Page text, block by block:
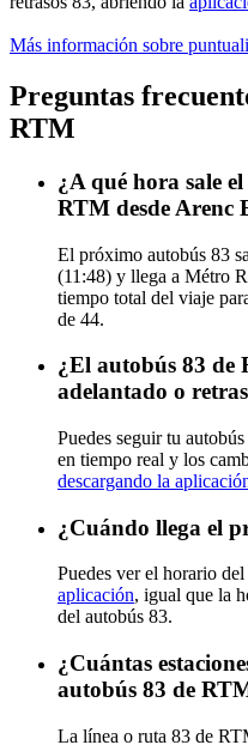
Más información sobre
Preguntas
RTM
¿A qué hora sale
RTM desde Arenc
El próximo autobús 83
(11:48) y llega a Métro
tiempo total del viaje
de 44.
¿El autobús 83
adelantado o
Puedes seguir tu
en tiempo real y los
descargando la
¿Cuándo llega el
Puedes ver el horario
aplicación, igual que la
del autobús 83.
¿Cuántas
autobús 83 de
La línea o ruta 83 de